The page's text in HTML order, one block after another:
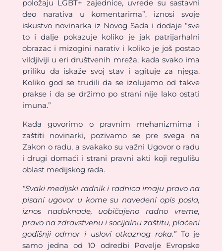
položaju LGBT+ zajednice, uvrede su sastavni
deo narativa u komentarima”, iznosi svoje
iskustvo novinarka iz Novog Sada i dodaje “sve
to i dalje pokazuje koliko je jak patrijarhalni
obrazac i mizogini narativ i koliko je još postao
vildjiviji u eri društvenih mreža, kada svako ima
priliku da iskaže svoj stav i agituje za njega.
Koliko god se trudili da se izolujemo od takve
prakse i da se držimo po strani nije lako ostati
imuna.”
Kada govorimo o pravnim mehanizmima i
zaštiti novinarki, pozivamo se pre svega na
Zakon o radu, a svakako su važni Ugovor o radu
i drugi domaći i strani pravni akti koji regulišu
oblast medijskog rada.
“Svaki medijski radnik i radnica imaju pravo na
pisani ugovor u kome su navedeni opis posla,
iznos nadoknade, uobičajeno radno vreme,
pravo na zdravstvenu i socijalnu zaštitu, plaćeni
godišnji odmor i uslovi otkaznog roka.” To je
samo jedna od 10 odredbi Povelje Evropske